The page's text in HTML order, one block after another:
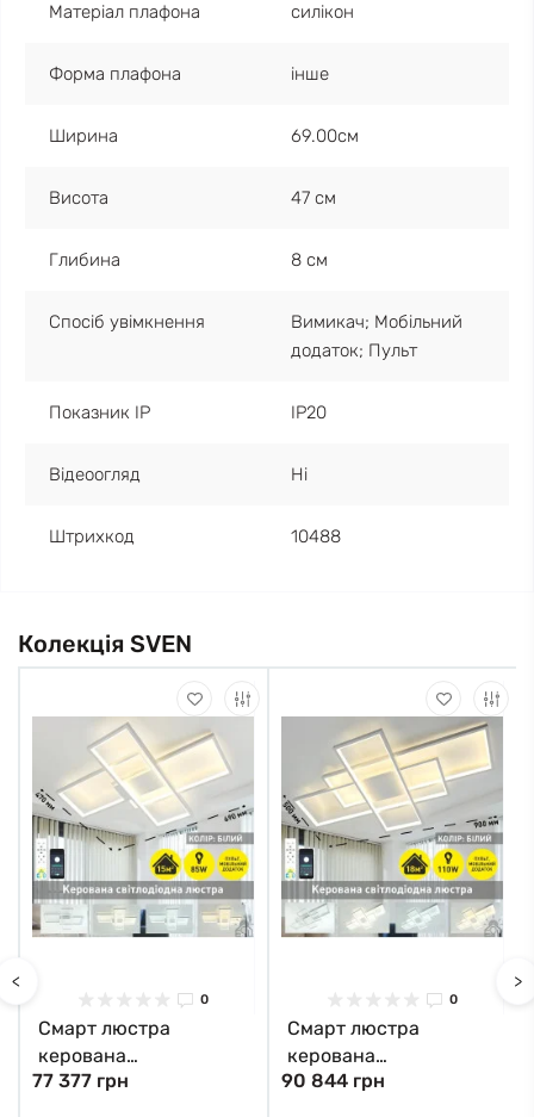
Матеріал плафона силікон
Форма плафона інше
Ширина 69.00см
Висота 47 см
Глибина 8 см
Спосіб увімкнення
Вимикач; Мобільний
додаток; Пульт
Показник IP IP20
Відеоогляд Ні
Штрихкод 10488
Колекція SVEN
<
0
Смарт люстра
керована
світлодіодна SVEN 3S
77 377 грн
0
Смарт люстра
керована
світлодіодна SVEN 3S
90 844 грн
>